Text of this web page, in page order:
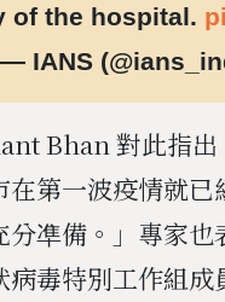
of the hospital.
— IANS
Bhan 對此指
第一波疫情就
凖備。」專家
病毒特別工作組